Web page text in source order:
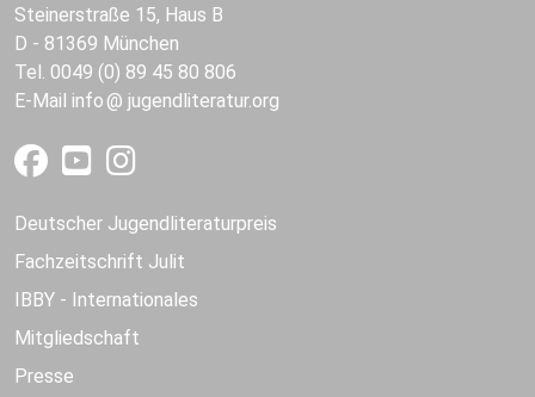
Steinerstraße 15, Haus B
D - 81369 München
Tel. 0049 (0) 89 45 80 806
E-Mail info jugendliteratur.org
Deutscher Jugendliteraturpreis
Fachzeitschrift Julit
IBBY - Internationales
Mitgliedschaft
Presse